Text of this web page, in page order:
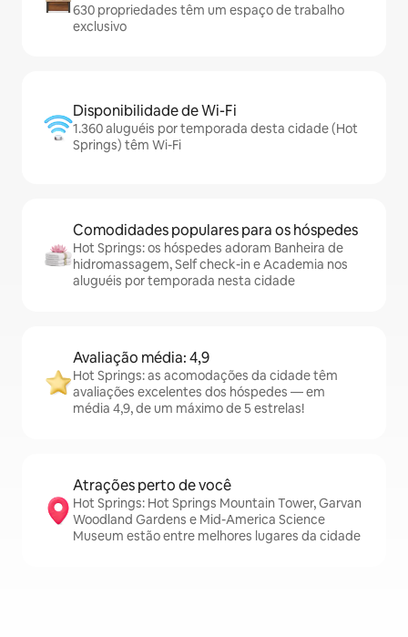
630 propriedades têm um espaço de trabalho
exclusivo
Disponibilidade de Wi-Fi
1.360 aluguéis por temporada desta cidade (Hot
Springs) têm Wi-Fi
Comodidades populares para os hóspedes
Hot Springs: os hóspedes adoram Banheira de
hidromassagem, Self check-in e Academia nos
aluguéis por temporada nesta cidade
Avaliação média: 4,9
Hot Springs: as acomodações da cidade têm
avaliações excelentes dos hóspedes — em
média 4,9, de um máximo de 5 estrelas!
Atrações perto de você
Hot Springs: Hot Springs Mountain Tower, Garvan
Woodland Gardens e Mid-America Science
Museum estão entre melhores lugares da cidade